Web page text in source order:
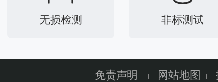
无损检测 非标测试
免责声明 网站地图